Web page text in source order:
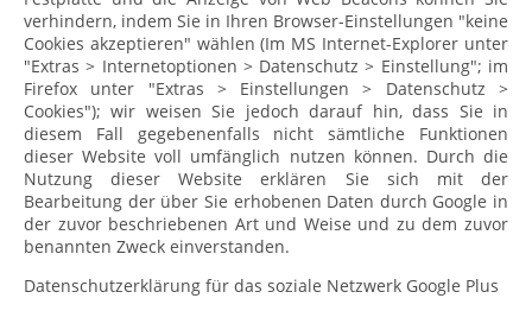
verhindern, indem Sie in Ihren Browser-Einstellungen "keine
Cookies akzeptieren" wählen (Im MS Internet-Explorer unter
"Extras > Internetoptionen > Datenschutz > Einstellung"; im
Firefox unter "Extras > Einstellungen > Datenschutz >
Cookies"); wir weisen Sie jedoch darauf hin, dass Sie in
diesem Fall gegebenenfalls nicht sämtliche Funktionen
dieser Website voll umfänglich nutzen können. Durch die
Nutzung dieser Website erklären Sie sich mit der
Bearbeitung der über Sie erhobenen Daten durch Google in
der zuvor beschriebenen Art und Weise und zu dem zuvor
benannten Zweck einverstanden.
Datenschutzerklärung für das soziale Netzwerk Google Plus